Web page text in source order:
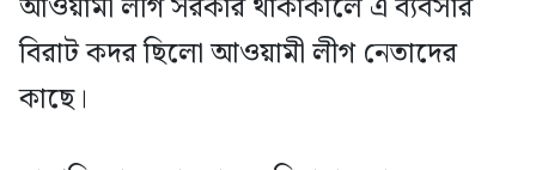
বিরাট কদর ছিলো আওয়ামী লীগ নেতাদের
কাছে।